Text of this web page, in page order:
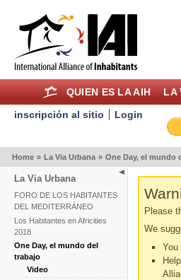
QUIEN ES LA AIH LA
inscripción al sitio
Login
Home » La Via Urbana » One Day, el mundo
La Via Urbana
FORO DE LOS HABITANTES
DEL MEDITERRÁNEO
Los Habitantes en Africities
2018
One Day, el mundo del
trabajo
Video
Please
We
You